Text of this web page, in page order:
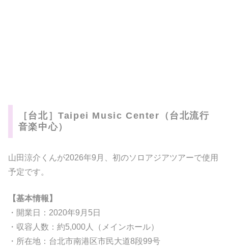
［台北］Taipei Music Center（台北流行
音楽中心）
山田涼介くんが2026年9月、初のソロアジアツアーで使用
予定です。
【基本情報】
・開業日：2020年9月5日
・収容人数：約5,000人（メインホール）
・所在地：台北市南港区市民大道8段99号